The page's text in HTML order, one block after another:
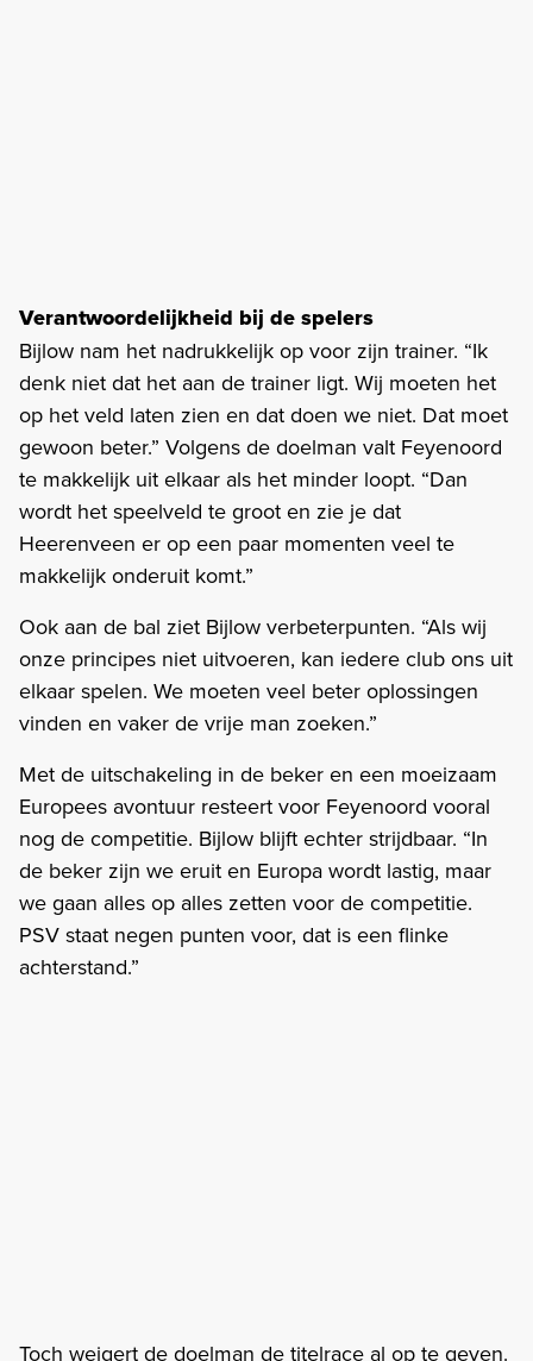
Verantwoordelijkheid bij de spelers
Bijlow nam het nadrukkelijk op voor zijn trainer. “Ik
denk niet dat het aan de trainer ligt. Wij moeten het
op het veld laten zien en dat doen we niet. Dat moet
gewoon beter.” Volgens de doelman valt Feyenoord
te makkelijk uit elkaar als het minder loopt. “Dan
wordt het speelveld te groot en zie je dat
Heerenveen er op een paar momenten veel te
makkelijk onderuit komt.”
Ook aan de bal ziet Bijlow verbeterpunten. “Als wij
onze principes niet uitvoeren, kan iedere club ons uit
elkaar spelen. We moeten veel beter oplossingen
vinden en vaker de vrije man zoeken.”
Met de uitschakeling in de beker en een moeizaam
Europees avontuur resteert voor Feyenoord vooral
nog de competitie. Bijlow blijft echter strijdbaar. “In
de beker zijn we eruit en Europa wordt lastig, maar
we gaan alles op alles zetten voor de competitie.
PSV staat negen punten voor, dat is een flinke
achterstand.”
Toch weigert de doelman de titelrace al op te geven.